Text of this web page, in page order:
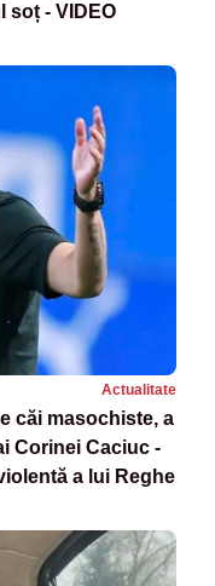
soț - VIDEO
Actualitate
căi masochiste, a
Corinei Caciuc -
a lui Reghe